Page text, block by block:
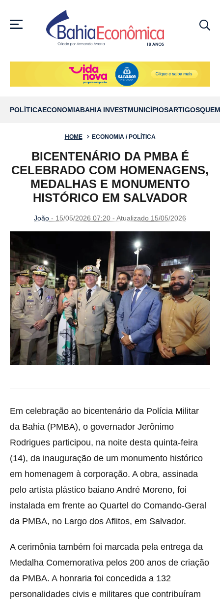
MENU
POLÍTICAECONOMIABAHIA INVESTMUNICÍPIOSARTIGOS
HOME ECONOMIA / POLÍTICA
BICENTENÁRIO DA PMBA É
CELEBRADO COM HOMENAGENS,
MEDALHAS E MONUMENTO
HISTÓRICO EM SALVADOR
João - 15/05/2026 07:20 - Atualizado 15/05/2026
Em celebração ao bicentenário da Polícia Militar
da Bahia (PMBA), o governador Jerônimo
Rodrigues participou, na noite desta quinta-feira
(14), da inauguração de um monumento histórico
em homenagem à corporação. A obra, assinada
pelo artista plástico baiano André Moreno, foi
instalada em frente ao Quartel do Comando-Geral
da PMBA, no Largo dos Aflitos, em Salvador.
A cerimônia também foi marcada pela entrega da
Medalha Comemorativa pelos 200 anos de criação
da PMBA. A honraria foi concedida a 132
personalidades civis e militares que contribuíram